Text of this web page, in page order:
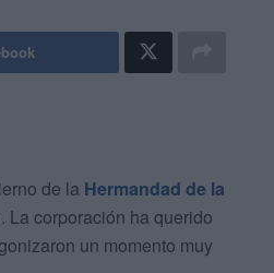
de la Hermandad de la
. La corporación ha querido
un momento muy